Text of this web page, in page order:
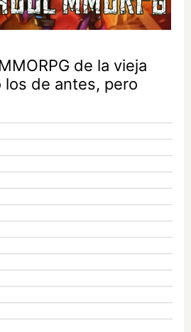
de la vieja
los de antes, pero